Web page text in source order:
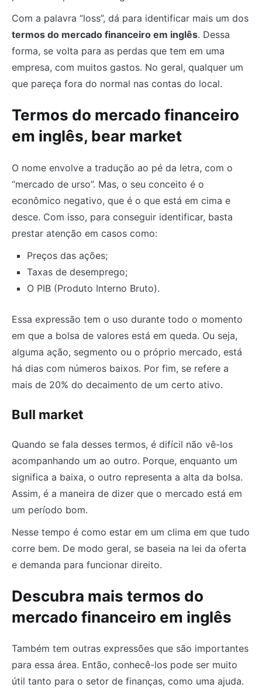
Com a palavra “loss”, dá para identificar mais um dos
termos do mercado financeiro em inglês. Dessa
forma, se volta para as perdas que tem em uma
empresa, com muitos gastos. No geral, qualquer um
que pareça fora do normal nas contas do local.
Termos do mercado financeiro
em inglês, bear market
O nome envolve a tradução ao pé da letra, com o
“mercado de urso”. Mas, o seu conceito é o
econômico negativo, que é o que está em cima e
desce. Com isso, para conseguir identificar, basta
prestar atenção em casos como:
Preços das ações;
Taxas de desemprego;
O PIB (Produto Interno Bruto).
Essa expressão tem o uso durante todo o momento
em que a bolsa de valores está em queda. Ou seja,
alguma ação, segmento ou o próprio mercado, está
há dias com números baixos. Por fim, se refere a
mais de 20% do decaimento de um certo ativo.
Bull market
Quando se fala desses termos, é difícil não vê-los
acompanhando um ao outro. Porque, enquanto um
significa a baixa, o outro representa a alta da bolsa.
Assim, é a maneira de dizer que o mercado está em
um período bom.
Nesse tempo é como estar em um clima em que tudo
corre bem. De modo geral, se baseia na lei da oferta
e demanda para funcionar direito.
Descubra mais termos do
mercado financeiro em inglês
Também tem outras expressões que são importantes
para essa área. Então, conhecê-los pode ser muito
útil tanto para o setor de finanças, como uma ajuda.